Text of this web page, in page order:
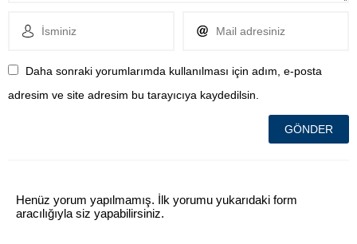
Daha sonraki yorumlarımda kullanılması için adım, e-posta
adresim ve site adresim bu tarayıcıya kaydedilsin.
Henüz yorum yapılmamış. İlk yorumu yukarıdaki form
aracılığıyla siz yapabilirsiniz.